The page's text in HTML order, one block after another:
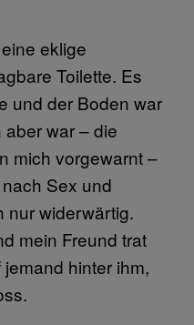
eklige
Toilette. Es
und der Boden war
war – die
mich vorgewarnt –
Sex und
nur widerwärtig.
mein Freund trat
jemand hinter ihm,